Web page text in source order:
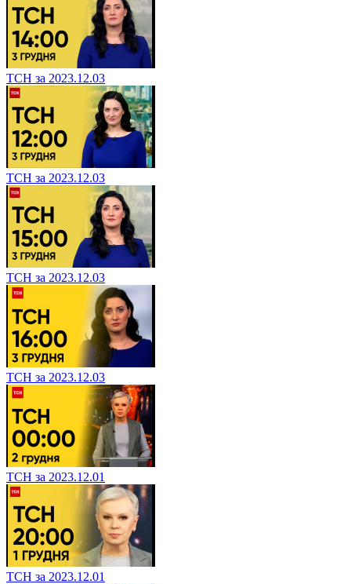
ТСН за 2023.12.03
ТСН за 2023.12.03
ТСН за 2023.12.03
ТСН за 2023.12.03
ТСН за 2023.12.01
ТСН за 2023.12.01